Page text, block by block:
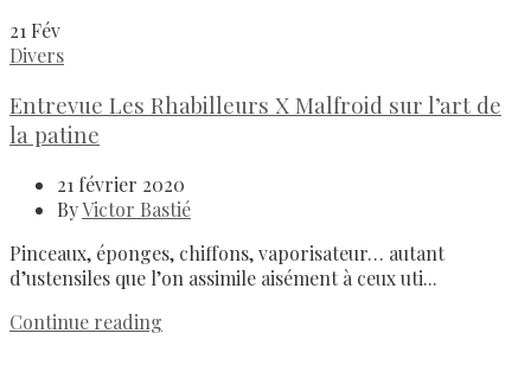
21 Fév
Divers
Entrevue Les Rhabilleurs X Malfroid sur l’art de
la patine
21 février 2020
ByVictor Bastié
Pinceaux, éponges, chiffons, vaporisateur… autant
d’ustensiles que l’on assimile aisément à ceux uti...
Continue reading